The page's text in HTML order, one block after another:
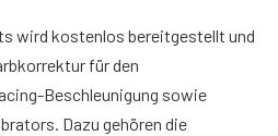
wird kostenlos bereitgestellt und
für den
Beschleunigung sowie
Dazu gehören die